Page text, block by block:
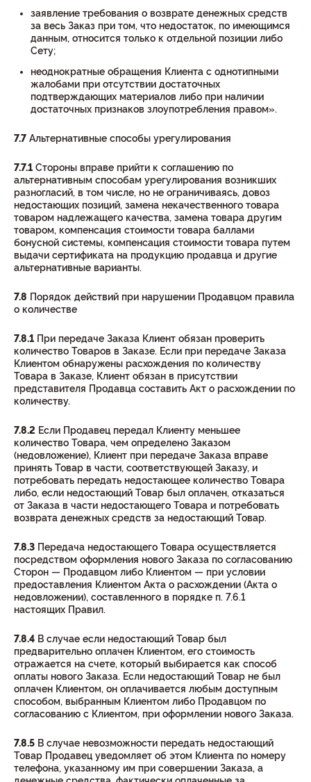
заявление требования о возврате денежных средств
за весь Заказ при том, что недостаток, по имеющимся
данным, относится только к отдельной позиции либо
Сету;
неоднократные обращения Клиента с однотипными
жалобами при отсутствии достаточных
подтверждающих материалов либо при наличии
достаточных признаков злоупотребления правом».
7.7 Альтернативные способы урегулирования
7.7.1 Стороны вправе прийти к соглашению по
альтернативным способам урегулирования возникших
разногласий, в том числе, но не ограничиваясь, довоз
недостающих позиций, замена некачественного товара
товаром надлежащего качества, замена товара другим
товаром, компенсация стоимости товара баллами
бонусной системы, компенсация стоимости товара путем
выдачи сертификата на продукцию продавца и другие
альтернативные варианты.
7.8 Порядок действий при нарушении Продавцом правила
о количестве
7.8.1 При передаче Заказа Клиент обязан проверить
количество Товаров в Заказе. Если при передаче Заказа
Клиентом обнаружены расхождения по количеству
Товара в Заказе, Клиент обязан в присутствии
представителя Продавца составить Акт о расхождении по
количеству.
7.8.2 Если Продавец передал Клиенту меньшее
количество Товара, чем определено Заказом
(недовложение), Клиент при передаче Заказа вправе
принять Товар в части, соответствующей Заказу, и
потребовать передать недостающее количество Товара
либо, если недостающий Товар был оплачен, отказаться
от Заказа в части недостающего Товара и потребовать
возврата денежных средств за недостающий Товар.
7.8.3 Передача недостающего Товара осуществляется
посредством оформления нового Заказа по согласованию
Сторон — Продавцом либо Клиентом — при условии
предоставления Клиентом Акта о расхождении (Акта о
недовложении), составленного в порядке п. 7.6.1
настоящих Правил.
7.8.4 В случае если недостающий Товар был
предварительно оплачен Клиентом, его стоимость
отражается на счете, который выбирается как способ
оплаты нового Заказа. Если недостающий Товар не был
оплачен Клиентом, он оплачивается любым доступным
способом, выбранным Клиентом либо Продавцом по
согласованию с Клиентом, при оформлении нового Заказа.
7.8.5 В случае невозможности передать недостающий
Товар Продавец уведомляет об этом Клиента по номеру
телефона, указанному им при совершении Заказа, а